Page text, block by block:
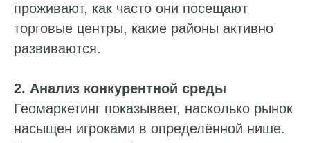
проживают, как часто они посещают
торговые центры, какие районы активно
развиваются.
2. Анализ конкурентной среды
Геомаркетинг показывает, насколько рынок
насыщен игроками в определённой нише.